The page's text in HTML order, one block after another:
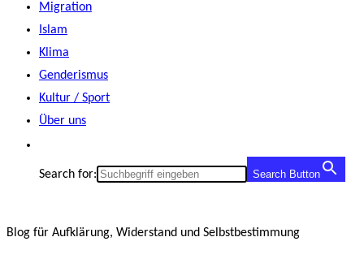
Migration
Islam
Klima
Genderismus
Kultur / Sport
Über uns
Search for: Search Button
Blog für Aufklärung, Widerstand und Selbstbestimmung